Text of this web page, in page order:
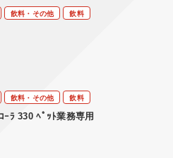
飲料・その他
飲料
飲料・その他
飲料
ｰﾗ 330 ﾍﾟｯﾄ業務専用